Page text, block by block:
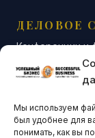
Мы используем
был удобнее для
понимать, как вы
ДЕЛОВОЕ
Конференции и
Бизнес-клубы и
Остальные